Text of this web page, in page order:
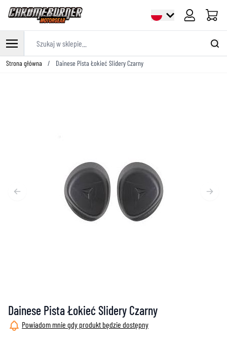
Cart
Przejdź do treści
Strona główna / Dainese Pista Łokieć Slidery Czarny
Dainese Pista Łokieć Slidery Czarny
Powiadom mnie gdy produkt będzie dostępny